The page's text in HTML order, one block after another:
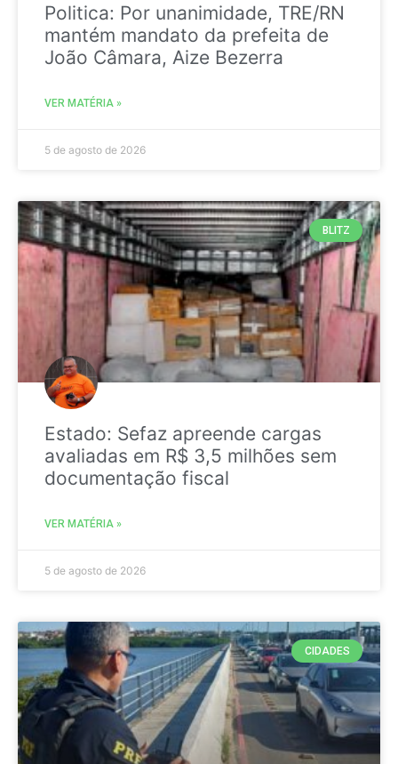
Politica: Por unanimidade, TRE/RN
mantém mandato da prefeita de
João Câmara, Aize Bezerra
VER MATÉRIA »
5 de agosto de 2026
BLITZ
Estado: Sefaz apreende cargas
avaliadas em R$ 3,5 milhões sem
documentação fiscal
VER MATÉRIA »
5 de agosto de 2026
CIDADES